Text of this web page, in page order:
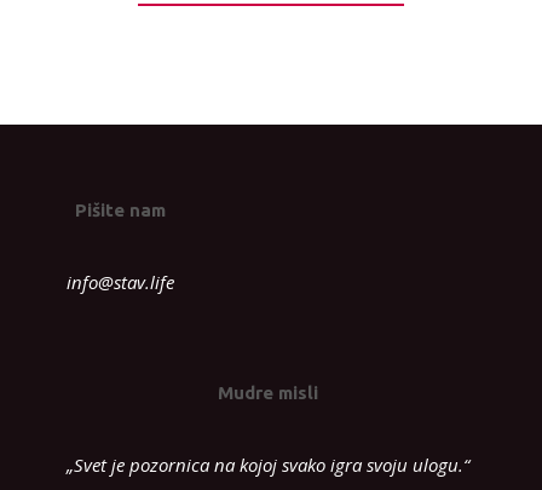
Pišite nam
info@stav.life
Mudre misli
„Svet je pozornica na kojoj svako igra svoju ulogu.“